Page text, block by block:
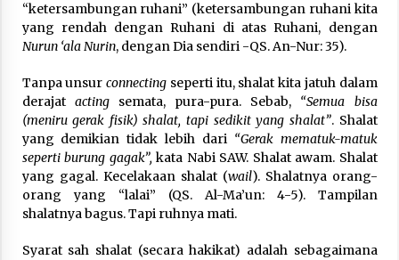
Takut Mati
3 months ago
Said Muniruddin Latih Mental dan Spiritual 80
Siswa YPHC
3 months ago
Said Muniruddin Beri Pelatihan dan Motivasi
untuk 179 Guru Diniyah Disdikbud Kota Banda
4 months ago
“ketersambungan ruhani” (ketersambungan ruhani kita
yang rendah dengan Ruhani di atas Ruhani, dengan
Nurun ‘ala Nurin, dengan Dia sendiri -QS. An-Nur: 35).
Tanpa unsur connecting seperti itu, shalat kita jatuh dalam
derajat actingsemata, pura-pura. Sebab, “Semua bisa
(meniru gerak fisik) shalat, tapi sedikit yang shalat”. Shalat
yang demikian tidak lebih dari “Gerak mematuk-matuk
seperti burung gagak”, kata Nabi SAW. Shalat awam. Shalat
yang gagal. Kecelakaan shalat (wail). Shalatnya orang-
orang yang “lalai” (QS. Al-Ma’un: 4-5). Tampilan
shalatnya bagus. Tapi ruhnya mati.
Syarat sah shalat (secara hakikat) adalah sebagaimana